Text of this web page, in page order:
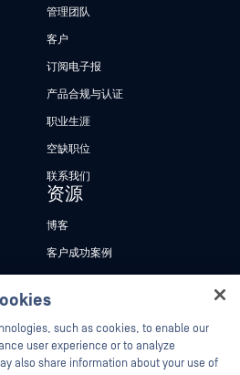
管理团队
客户
订阅电子报
产品合规与认证
职业生涯
空缺职位
联系我们
资源
博客
客户成功案例
新闻报道
活动
网络研讨会
such as cookies, to enable our
user experience or to analyze
also share information about your use of
your OPSWAT virtual assistant.
I help you secure what's critical